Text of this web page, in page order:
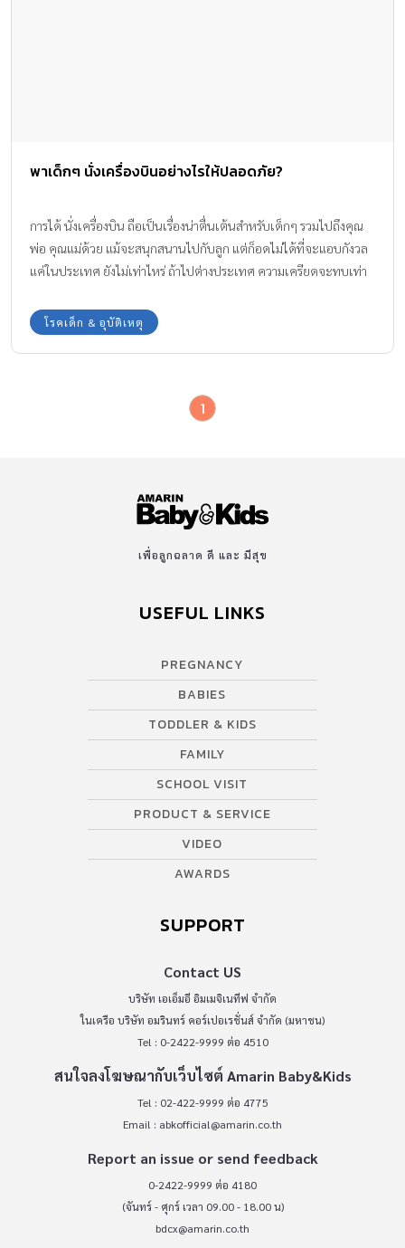
พาเด็กๆ นั่งเครื่องบินอย่างไรให้ปลอดภัย?
การได้ นั่งเครื่องบิน ถือเป็นเรื่องน่าตื่นเต้นสำหรับเด็กๆ รวมไปถึงคุณ
พ่อ คุณแม่ด้วย แม้จะสนุกสนานไปกับลูก แต่ก็อดไม่ได้ที่จะแอบกังวล
แค่ในประเทศ ยังไม่เท่าไหร่ ถ้าไปต่างประเทศ ความเครียดจะทบเท่า
โรคเด็ก & อุบัติเหตุ
1
เพื่อลูกฉลาด ดี และ มีสุข
USEFUL LINKS
PREGNANCY
BABIES
TODDLER & KIDS
FAMILY
SCHOOL VISIT
PRODUCT & SERVICE
VIDEO
AWARDS
SUPPORT
Contact US
บริษัท เอเอ็มอี อิมเมจิเนทีฟ จำกัด
ในเครือ บริษัท อมรินทร์ คอร์เปอเรชั่นส์ จำกัด (มหาชน)
Tel : 0-2422-9999 ต่อ 4510
สนใจลงโฆษณากับเว็บไซต์ Amarin Baby&Kids
Tel : 02-422-9999 ต่อ 4775
Email : abkofficial@amarin.co.th
Report an issue or send feedback
0-2422-9999 ต่อ 4180
(จันทร์ - ศุกร์ เวลา 09.00 - 18.00 น)
bdcx@amarin.co.th